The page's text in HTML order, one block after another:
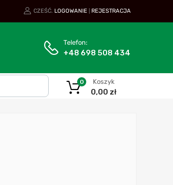
CZEŚĆ. LOGOWANIE REJESTRACJA
Telefon:
+48 698 508 434
Koszyk
0,00 zł
0